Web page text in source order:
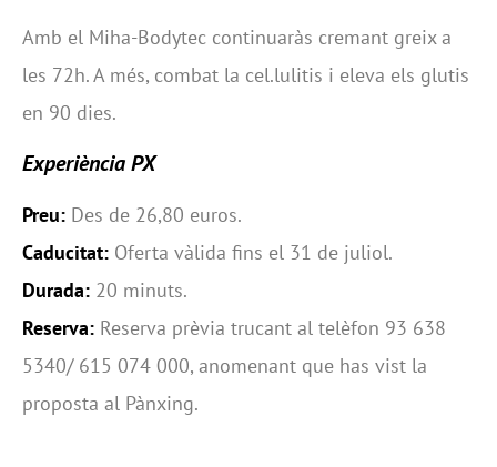
Amb el Miha-Bodytec continuaràs cremant greix a
les 72h. A més, combat la cel.lulitis i eleva els glutis
en 90 dies.
Experiència PX
Preu: Des de 26,80 euros.
Caducitat: Oferta vàlida fins el 31 de juliol.
Durada: 20 minuts.
Reserva: Reserva prèvia trucant al telèfon 93 638
5340/ 615 074 000, anomenant que has vist la
proposta al Pànxing.